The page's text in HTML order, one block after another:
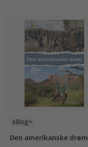
eBog+
Den amerikanske drøm